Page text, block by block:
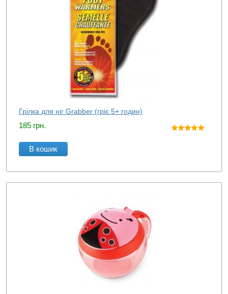
Грілка для ніг Grabber (гріє 5+ годин)
185 грн.
В кошик